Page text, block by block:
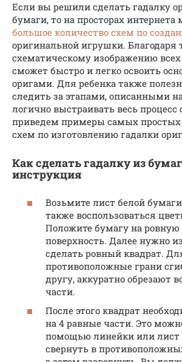
Если вы решили сделать гадалку
бумаги, то на просторах
большое количество схем по
оригинальной игрушки. Благодаря
схематическому изображению
сможет быстро и легко освоить
оригами. Для ребенка также
следить за этапами, описанными
логично выстраивать весь
приведем примеры самых
схем по изготовлению гадалки
Как сделать гадалку из
инструкция
Возьмите лист белой
также воспользоваться
Положите бумагу на
поверхность. Далее нужно
сделать ровный квадрат.
противоположные грани
другу, аккуратно обрезают
части.
После этого квадрат
на 4 равные части. Это
помощью линейки или лист
свернуть в